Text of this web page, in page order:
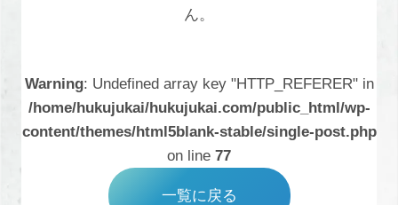
ん。
Warning: Undefined array key "HTTP_REFERER" in
/home/hukujukai/hukujukai.com/public_html/wp-
content/themes/html5blank-stable/single-post.php
on line 77
一覧に戻る